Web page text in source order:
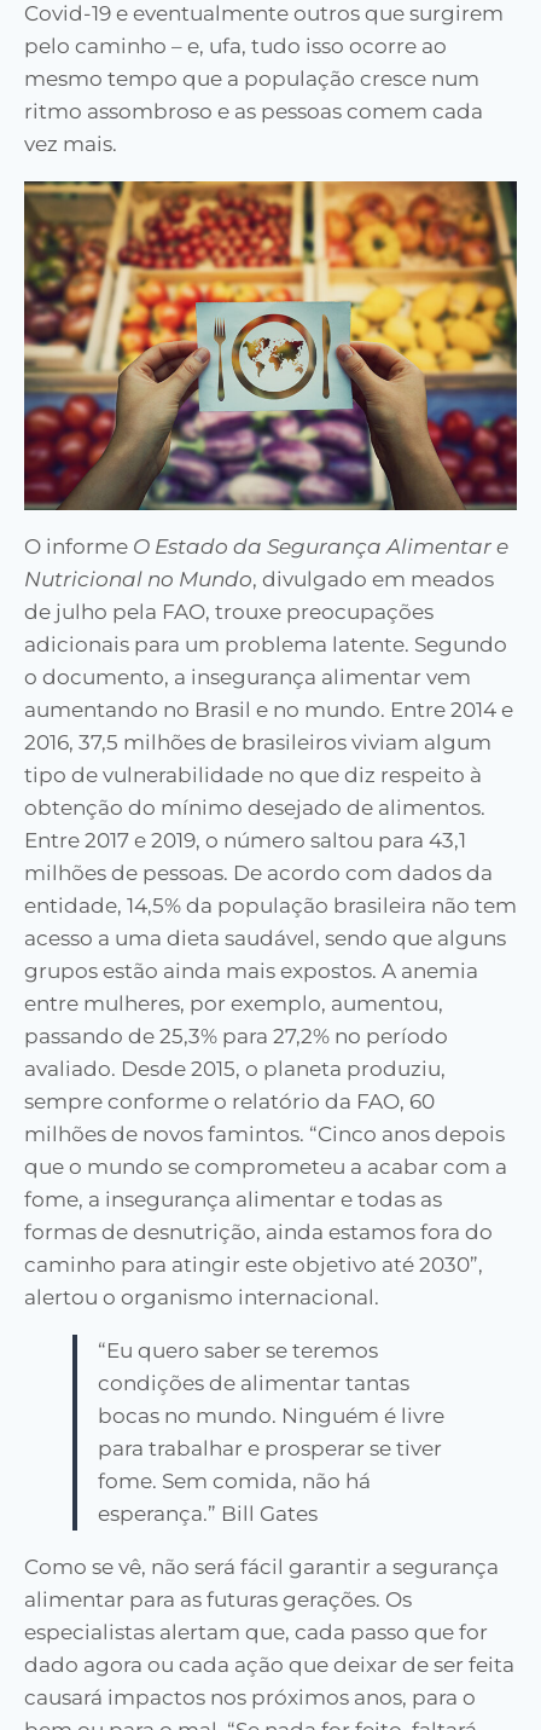
Covid-19 e eventualmente outros que surgirem
pelo caminho – e, ufa, tudo isso ocorre ao
mesmo tempo que a população cresce num
ritmo assombroso e as pessoas comem cada
vez mais.
O informe O Estado da Segurança Alimentar e
Nutricional no Mundo, divulgado em meados
de julho pela FAO, trouxe preocupações
adicionais para um problema latente. Segundo
o documento, a insegurança alimentar vem
aumentando no Brasil e no mundo. Entre 2014 e
2016, 37,5 milhões de brasileiros viviam algum
tipo de vulnerabilidade no que diz respeito à
obtenção do mínimo desejado de alimentos.
Entre 2017 e 2019, o número saltou para 43,1
milhões de pessoas. De acordo com dados da
entidade, 14,5% da população brasileira não tem
acesso a uma dieta saudável, sendo que alguns
grupos estão ainda mais expostos. A anemia
entre mulheres, por exemplo, aumentou,
passando de 25,3% para 27,2% no período
avaliado. Desde 2015, o planeta produziu,
sempre conforme o relatório da FAO, 60
milhões de novos famintos. “Cinco anos depois
que o mundo se comprometeu a acabar com a
fome, a insegurança alimentar e todas as
formas de desnutrição, ainda estamos fora do
caminho para atingir este objetivo até 2030”,
alertou o organismo internacional.
“Eu quero saber se teremos
condições de alimentar tantas
bocas no mundo. Ninguém é livre
para trabalhar e prosperar se tiver
fome. Sem comida, não há
esperança.” Bill Gates
Como se vê, não será fácil garantir a segurança
alimentar para as futuras gerações. Os
especialistas alertam que, cada passo que for
dado agora ou cada ação que deixar de ser feita
causará impactos nos próximos anos, para o